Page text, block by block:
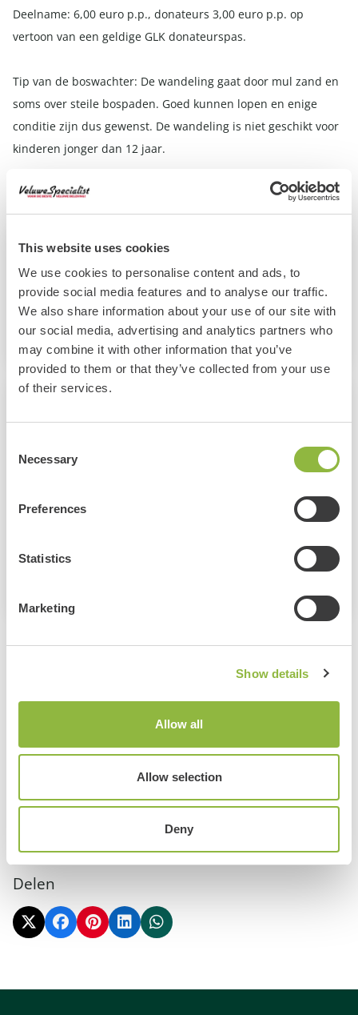
This website uses cookies
We use cookies to personalise content and ads, to
provide social media features and to analyse our traffic.
We also share information about your use of our site with
our social media, advertising and analytics partners who
may combine it with other information that you’ve
provided to them or that they’ve collected from your use
of their services.
Selection
Necessary
Preferences
Statistics
Marketing
Show details
Allow all
Allow selection
Deny
Deelname: 6,00 euro p.p., donateurs 3,00 euro p.p. op
vertoon van een geldige GLK donateurspas.
Tip van de boswachter: De wandeling gaat door mul zand en
soms over steile bospaden. Goed kunnen lopen en enige
conditie zijn dus gewenst. De wandeling is niet geschikt voor
kinderen jonger dan 12 jaar.
Meer informatie en online reserveren: www.glk.nl/excursies
Helaas!
Dit evenement al geweest. Wil je andere leuke
evenementen bekijken? Klik op de knop hieronder:
Alle evenementen
13 Juni 2026
Ballonfiësta Barneveld
Bekijk alle evenementen
Delen